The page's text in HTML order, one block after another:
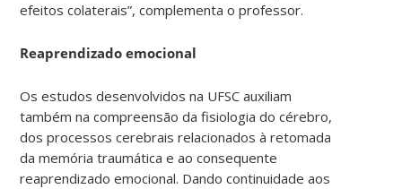
efeitos colaterais”, complementa o professor.
Reaprendizado emocional
Os estudos desenvolvidos na UFSC auxiliam
também na compreensão da fisiologia do cérebro,
dos processos cerebrais relacionados à retomada
da memória traumática e ao consequente
reaprendizado emocional. Dando continuidade aos